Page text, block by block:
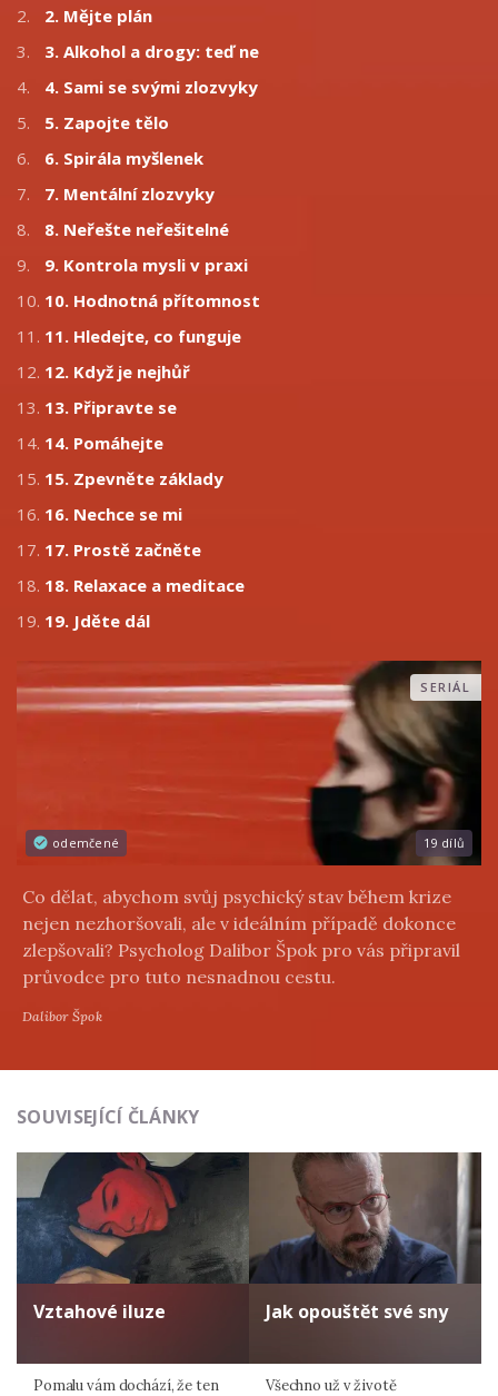
2.
2. Mějte plán
3.
3. Alkohol a drogy: teď ne
4.
4. Sami se svými zlozvyky
5.
5. Zapojte tělo
6.
6. Spirála myšlenek
7.
7. Mentální zlozvyky
8.
8. Neřešte neřešitelné
9.
9. Kontrola mysli v praxi
10. 10. Hodnotná přítomnost
11. 11. Hledejte, co funguje
12. 12. Když je nejhůř
13. 13. Připravte se
14. 14. Pomáhejte
15. 15. Zpevněte základy
16. 16. Nechce se mi
17. 17. Prostě začněte
18. 18. Relaxace a meditace
19. 19. Jděte dál
odemčené
SERIÁL
19 dílů
Co dělat, abychom svůj psychický stav během krize
nejen nezhoršovali, ale v ideálním případě dokonce
zlepšovali? Psycholog Dalibor Špok pro vás připravil
průvodce pro tuto nesnadnou cestu.
Dalibor Špok
SOUVISEJÍCÍ ČLÁNKY
Vztahové iluze
Pomalu vám dochází, že ten
Jak opouštět své sny
Všechno už v životě